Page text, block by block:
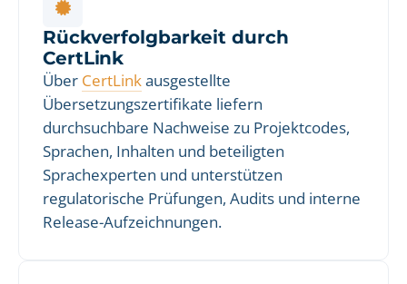
Rückverfolgbarkeit durch
CertLink
Über CertLinkausgestellte
Übersetzungszertifikate liefern
durchsuchbare Nachweise zu Projektcodes,
Sprachen, Inhalten und beteiligten
Sprachexperten und unterstützen
regulatorische Prüfungen, Audits und interne
Release-Aufzeichnungen.